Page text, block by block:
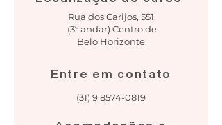
Rua dos Carijos, 551.
(3º andar) Centro de
Belo Horizonte.
Entre em contato
(31) 9 8574-0819